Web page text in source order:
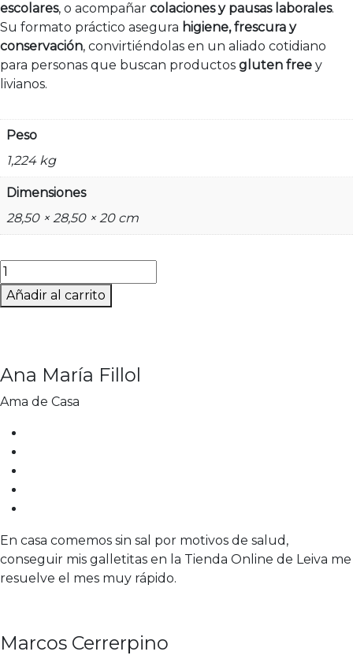
escolares, o acompañar colaciones y pausas laborales.
Su formato práctico asegura higiene, frescura y
conservación, convirtiéndolas en un aliado cotidiano
para personas que buscan productos gluten free y
livianos.
Peso
1,224 kg
Dimensiones
28,50 × 28,50 × 20 cm
Tostadas
de
Arroz
Individual
17
CAJA
72
quantity
Añadir al carrito
Ana María Fillol
Ama de Casa
En casa comemos sin sal por motivos de salud,
conseguir mis galletitas en la Tienda Online de Leiva me
resuelve el mes muy rápido.
Marcos Cerrerpino